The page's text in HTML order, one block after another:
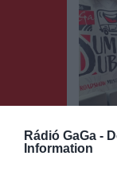
Rádió GaGa -
Information